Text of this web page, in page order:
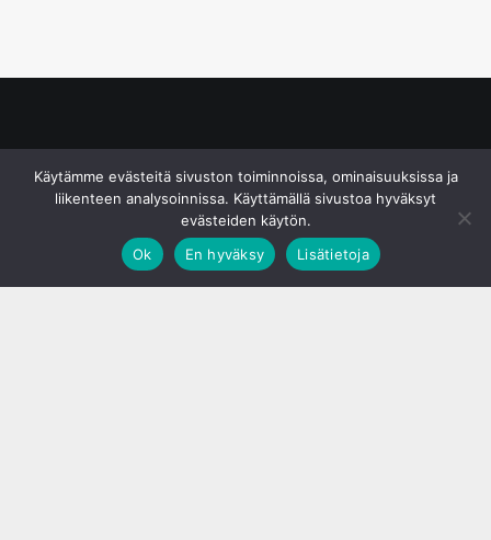
Käytämme evästeitä sivuston toiminnoissa, ominaisuuksissa ja
liikenteen analysoinnissa. Käyttämällä sivustoa hyväksyt
evästeiden käytön.
Ok
En hyväksy Lisätietoja